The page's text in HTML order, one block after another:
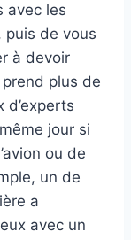
avec les
puis de vous
à devoir
plus de
d’experts
jour si
ou de
un de
a
avec un